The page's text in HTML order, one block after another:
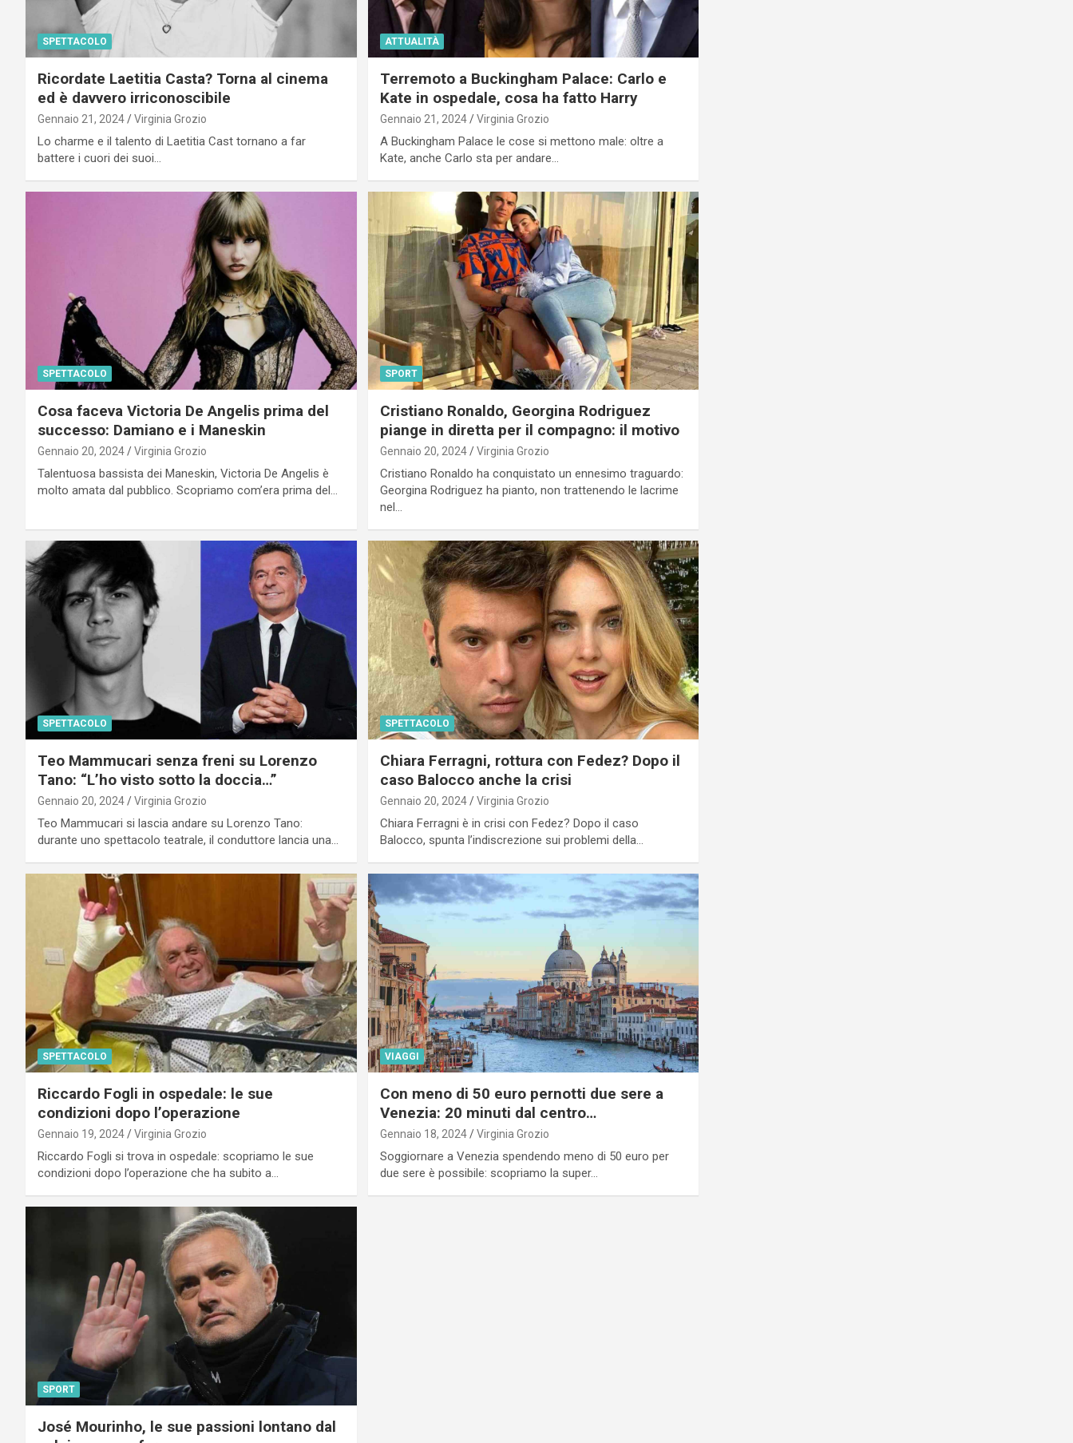
SPETTACOLO
Ricordate Laetitia Casta? Torna al cinema
ed è davvero irriconoscibile
Gennaio 21, 2024 Virginia Grozio
Lo charme e il talento di Laetitia Cast tornano a far
battere i cuori dei suoi…
ATTUALITÀ
Terremoto a Buckingham Palace: Carlo e
Kate in ospedale, cosa ha fatto Harry
Gennaio 21, 2024 Virginia Grozio
A Buckingham Palace le cose si mettono male: oltre a
Kate, anche Carlo sta per andare…
SPETTACOLO
Cosa faceva Victoria De Angelis prima del
successo: Damiano e i Maneskin
Gennaio 20, 2024 Virginia Grozio
Talentuosa bassista dei Maneskin, Victoria De Angelis è
molto amata dal pubblico. Scopriamo com’era prima del…
SPORT
Cristiano Ronaldo, Georgina Rodriguez
piange in diretta per il compagno: il motivo
Gennaio 20, 2024 Virginia Grozio
Cristiano Ronaldo ha conquistato un ennesimo traguardo:
Georgina Rodriguez ha pianto, non trattenendo le lacrime
nel…
SPETTACOLO
Teo Mammucari senza freni su Lorenzo
Tano: “L’ho visto sotto la doccia…”
Gennaio 20, 2024 Virginia Grozio
Teo Mammucari si lascia andare su Lorenzo Tano:
durante uno spettacolo teatrale, il conduttore lancia una…
SPETTACOLO
Chiara Ferragni, rottura con Fedez? Dopo il
caso Balocco anche la crisi
Gennaio 20, 2024 Virginia Grozio
Chiara Ferragni è in crisi con Fedez? Dopo il caso
Balocco, spunta l’indiscrezione sui problemi della…
SPETTACOLO
Riccardo Fogli in ospedale: le sue
condizioni dopo l’operazione
Gennaio 19, 2024 Virginia Grozio
Riccardo Fogli si trova in ospedale: scopriamo le sue
condizioni dopo l’operazione che ha subito a…
VIAGGI
Con meno di 50 euro pernotti due sere a
Venezia: 20 minuti dal centro…
Gennaio 18, 2024 Virginia Grozio
Soggiornare a Venezia spendendo meno di 50 euro per
due sere è possibile: scopriamo la super…
SPORT
José Mourinho, le sue passioni lontano dal